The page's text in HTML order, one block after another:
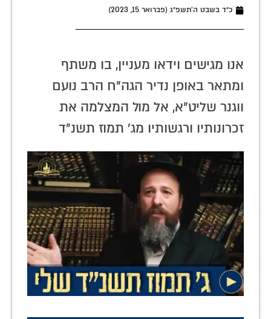
כ״ד בשבט ה׳תשפ״ג (פברואר 15, 2023)
אנו מגישים וידאו מעניין, בו משתף
ומתאר באופן נדיר הגה"ח הרב נועם
ווגנר שליט"א, אל מול המצלמה את
זכרונותיו ורגשותיו מג' תמוז תשנ"ד